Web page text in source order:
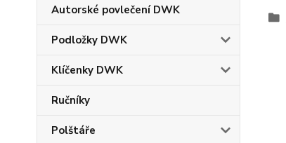
Autorské povlečení DWK
Podložky DWK
Klíčenky DWK
Ručníky
Polštáře